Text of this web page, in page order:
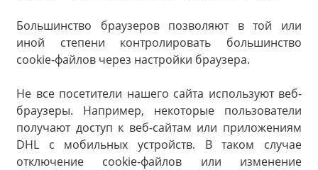
Большинство браузеров позволяют в той или
иной степени контролировать большинство
cookie-файлов через настройки браузера.
Не все посетители нашего сайта используют веб-
браузеры. Например, некоторые пользователи
получают доступ к веб-сайтам или приложениям
DHL с мобильных устройств. В таком случае
отключение cookie-файлов или изменение